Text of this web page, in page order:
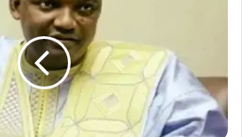
معجب بهذه: